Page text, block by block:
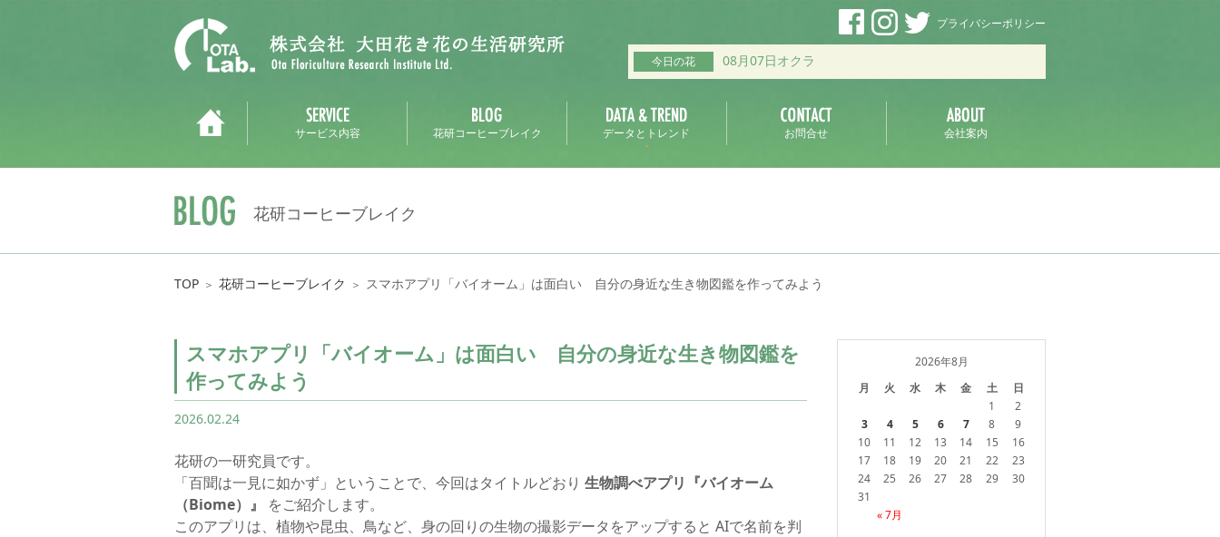
プライバシーポリシー
今日の花 08月07日オクラ
サービス内容 花研コーヒーブレイク データとトレンド お問合せ 会社案内
花研コーヒーブレイク
TOP ＞ 花研コーヒーブレイク ＞ スマホアプリ「バイオーム」は面白い 自分の身近な生き物図鑑を作ってみよう
スマホアプリ「バイオーム」は面白い 自分の身近な生き物図鑑を
作ってみよう
2026.02.24
花研の一研究員です。
「百聞は一見に如かず」ということで、今回はタイトルどおり 生物調べアプリ『バイオーム
（Biome）』
をご紹介します。
このアプリは、植物や昆虫、鳥など、身の回りの生物の撮影データをアップすると AIで名前を判
2026年8月
月
火 水 木 金 土 日
« 7月
1
2
3
4 5 6 7 8
9
10
11 12 13 14 15
16
17
18 19 20 21 22
23
24
25 26 27 28 29
30
31